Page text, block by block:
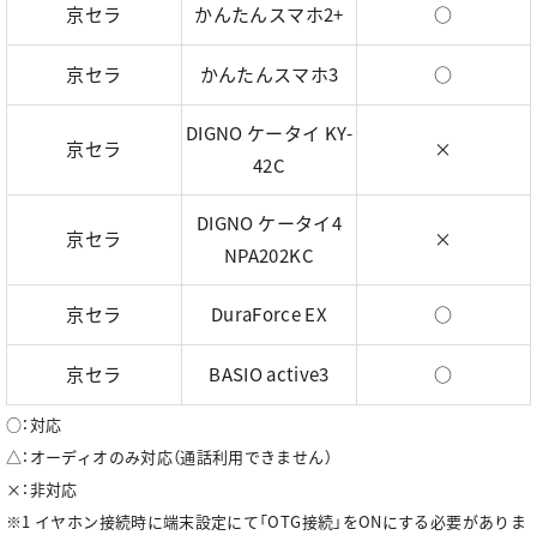
京セラ かんたんスマホ2+ ○
京セラ かんたんスマホ3 ○
京セラ
DIGNO ケータイ KY-
42C
×
京セラ
DIGNO ケータイ4
NPA202KC
×
京セラ DuraForce EX ○
京セラ BASIO active3 ○
○：対応
△：オーディオのみ対応（通話利用できません）
×：非対応
※1 イヤホン接続時に端末設定にて「OTG接続」をONにする必要がありま